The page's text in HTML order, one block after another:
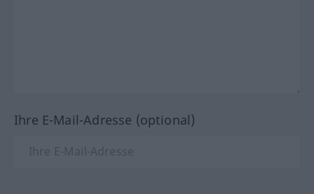
Ihre E-Mail-Adresse (optional)